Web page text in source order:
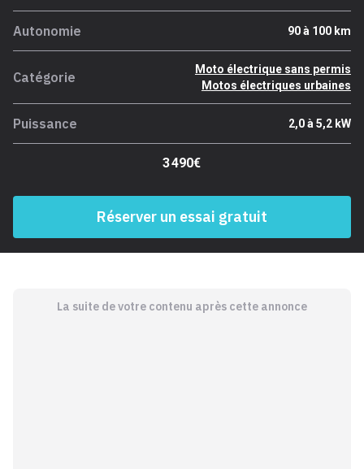
Autonomie 90 à 100 km
Catégorie
Moto électrique sans permis
Motos électriques urbaines
Puissance 2,0 à 5,2 kW
3 490€
Réserver un essai gratuit
La suite de votre contenu après cette annonce